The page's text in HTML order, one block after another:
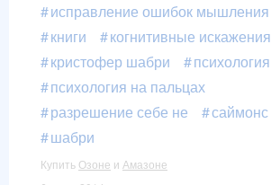
исправление ошибок мышления
книги
когнитивные искажения
кристофер шабри
психология
психология на пальцах
разрешение себе не
саймонс
шабри
Купить Озоне и Амазоне